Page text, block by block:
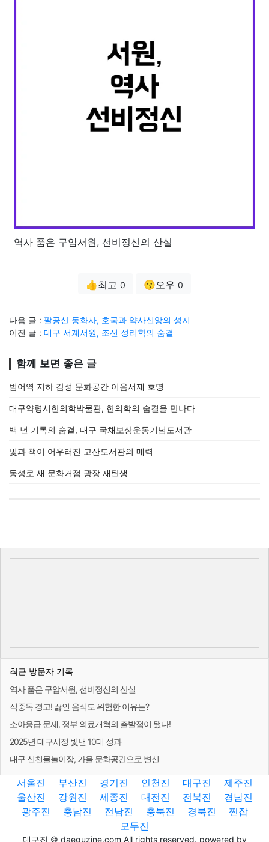
역사 품은 구암서원, 선비정신의 산실
👍최고 0 😗오우 0
다음 글 : 팔공산 동화사, 호국과 약사신앙의 성지
이전 글 : 대구 서계서원, 조선 성리학의 숨결
함께 보면 좋은 글
범어역 지하 감성 문화공간 이음서재 호명
대구약령시한의학박물관, 한의학의 숨결을 만나다
백 년 기록의 숨결, 대구 국채보상운동기념도서관
빛과 책이 어우러진 고산도서관의 매력
동성로 새 문화거점 광장 재탄생
최근 방문자 기록
역사 품은 구암서원, 선비정신의 산실
식중독 경고! 끓인 음식도 위험한 이유는?
소아응급 문제, 정부 의료개혁의 출발점이 됐다!
2025년 대구시정 빛낸 10대 성과
대구 신천물놀이장, 가을 문화공간으로 변신
서울진 부산진 경기진 인천진 대구진
제주진
울산진
강원진 세종진 대전진 전북진
경남진
광주진
충남진 전남진 충북진 경북진
찐잡
모두진
대구진 © daeguzine.com All rights reserved. powered by